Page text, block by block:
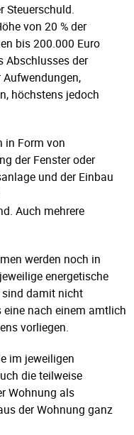
Steuerschuld.
von 20 % der
bis 200.000 Euro
Abschlusses der
höchstens jedoch
in Form von
der Fenster oder
und der Einbau
Auch mehrere
werden noch in
energetische
sind damit nicht
nach einem amtlich
vorliegen.
im jeweiligen
die teilweise
Wohnung als
der Wohnung ganz